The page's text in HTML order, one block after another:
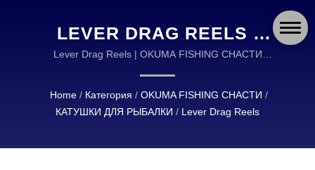
LEVER DRAG REELS |
OKUMA FISHING:
ГЛОБАЛЬНЫЙ ЛИДЕР В
ОБЛАСТИ
Lever Drag Reels | OKUMA FISHING СНАСТИ
Home / Категория / OKUMA FISHING СНАСТИ /
КАТУШКИ ДЛЯ РЫБАЛКИ / Lever Drag Reels